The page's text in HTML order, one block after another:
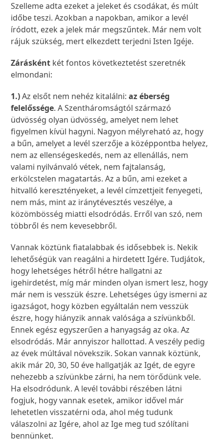
Szelleme adta ezeket a jeleket és csodákat, és múlt
időbe teszi. Azokban a napokban, amikor a levél
íródott, ezek a jelek már megszűntek. Már nem volt
rájuk szükség, mert elkezdett terjedni Isten Igéje.
Zárásként két fontos következtetést szeretnék
elmondani:
1.)Az elsőt nem nehéz kitalálni:az éberség
felelőssége. A Szentháromságtól származó
üdvösség olyan üdvösség, amelyet nem lehet
figyelmen kívül hagyni. Nagyon mélyreható az, hogy
a bűn, amelyet a levél szerzője a középpontba helyez,
nem az ellenségeskedés, nem az ellenállás, nem
valami nyilvánvaló vétek, nem fajtalanság,
erkölcstelen magatartás. Az a bűn, ami ezeket a
hitvalló keresztényeket, a levél címzettjeit fenyegeti,
nem más, mint az iránytévesztés veszélye, a
közömbösség miatti elsodródás. Erről van szó, nem
többről és nem kevesebbről.
Vannak köztünk fiatalabbak és idősebbek is. Nekik
lehetőségük van reagálni a hirdetett Igére. Tudjátok,
hogy lehetséges hétről hétre hallgatni az
igehirdetést, míg már minden olyan ismert lesz, hogy
már nem is vesszük észre. Lehetséges úgy ismerni az
igazságot, hogy közben egyáltalán nem vesszük
észre, hogy hiányzik annak valósága a szívünkből.
Ennek egész egyszerűen a hanyagság az oka. Az
elsodródás. Már annyiszor hallottad. A veszély pedig
az évek múltával növekszik. Sokan vannak köztünk,
akik már 20, 30, 50 éve hallgatják az Igét, de egyre
nehezebb a szívünkbe zárni, ha nem törődünk vele.
Ha elsodródunk. A levél további részében látni
fogjuk, hogy vannak esetek, amikor idővel már
lehetetlen visszatérni oda, ahol még tudunk
válaszolni az Igére, ahol az Ige meg tud szólítani
bennünket.